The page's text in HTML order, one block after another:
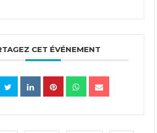
CET ÉVÉNEMENT